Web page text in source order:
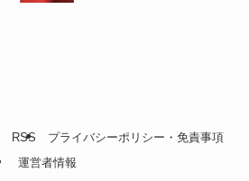
RSS
プライバシーポリシー・免責事項
運営者情報